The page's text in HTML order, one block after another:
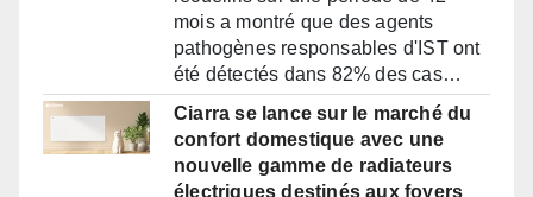
mois a montré que des agents
pathogènes responsables d'IST ont
été détectés dans 82% des cas…
Ciarra se lance sur le marché du
confort domestique avec une
nouvelle gamme de radiateurs
électriques destinés aux foyers